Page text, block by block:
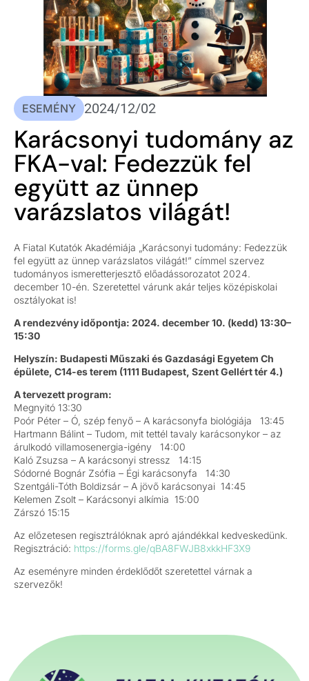
ESEMÉNY 2024/12/02
Karácsonyi tudomány az
FKA-val: Fedezzük fel
együtt az ünnep
varázslatos világát!
A Fiatal Kutatók Akadémiája „Karácsonyi tudomány: Fedezzük
fel együtt az ünnep varázslatos világát!” címmel szervez
tudományos ismeretterjesztő előadássorozatot 2024.
december 10-én. Szeretettel várunk akár teljes középiskolai
osztályokat is!
A rendezvény időpontja: 2024. december 10. (kedd) 13:30–
15:30
Helyszín: Budapesti Műszaki és Gazdasági Egyetem Ch
épülete, C14-es terem (1111 Budapest, Szent Gellért tér 4.)
A tervezett program:
Megnyitó 13:30
Poór Péter – Ó, szép fenyő – A karácsonyfa biológiája 13:45
Hartmann Bálint – Tudom, mit tettél tavaly karácsonykor – az
árulkodó villamosenergia-igény 14:00
Kaló Zsuzsa – A karácsonyi stressz 14:15
Sódorné Bognár Zsófia – Égi karácsonyfa 14:30
Szentgáli-Tóth Boldizsár – A jövő karácsonyai 14:45
Kelemen Zsolt – Karácsonyi alkímia 15:00
Zárszó 15:15
Az előzetesen regisztrálóknak apró ajándékkal kedveskedünk.
Regisztráció: https://forms.gle/qBA8FWJB8xkkHF3X9
Az eseményre minden érdeklődőt szeretettel várnak a
szervezők!